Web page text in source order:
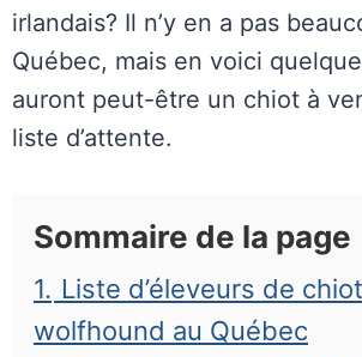
irlandais? Il n’y en a pas
Québec, mais en voici
auront peut-être un chiot à
liste d’attente.
Sommaire de la page
1. Liste d’éleveurs de
wolfhound au Québec